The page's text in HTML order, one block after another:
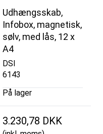
Udhængsskab,
Infobox, magnetisk,
sølv, med lås, 12 x
A4
DSI
6143
På lager
3.230,78 DKK